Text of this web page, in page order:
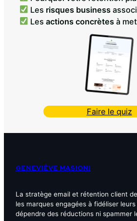
Les risques business
Lesactions concrètes à
Faire le quiz
GENEVIÈVE MASIONI
La stratège email et rétention client
les marques engagées à fidéliser
dépendre des réductions ni spammer